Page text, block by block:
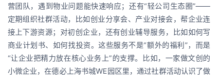
营团队，遇到物业问题能快速响应；还有“轻公司生态圈”——
定期组织社群活动，比如创业分享会、产业对接会，帮企业连
接上下游资源；对初创企业，还有创业辅导服务，比如如何写
商业计划书、如何找投资。这些服务不是“额外的福利”，而是
“让企业把精力放在核心业务上”的支撑。比如，一家做文创的
小微企业，在德必上海书城WE园区里，通过社群活动认识了做